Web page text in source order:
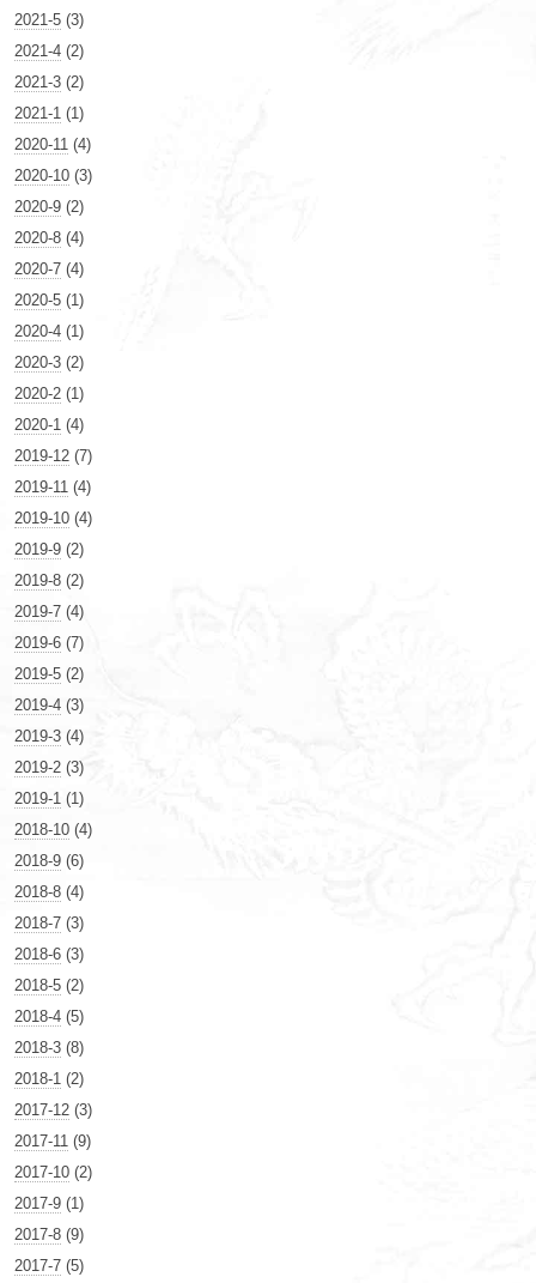
2021-5 (3)
2021-4 (2)
2021-3 (2)
2021-1 (1)
2020-11 (4)
2020-10 (3)
2020-9 (2)
2020-8 (4)
2020-7 (4)
2020-5 (1)
2020-4 (1)
2020-3 (2)
2020-2 (1)
2020-1 (4)
2019-12 (7)
2019-11 (4)
2019-10 (4)
2019-9 (2)
2019-8 (2)
2019-7 (4)
2019-6 (7)
2019-5 (2)
2019-4 (3)
2019-3 (4)
2019-2 (3)
2019-1 (1)
2018-10 (4)
2018-9 (6)
2018-8 (4)
2018-7 (3)
2018-6 (3)
2018-5 (2)
2018-4 (5)
2018-3 (8)
2018-1 (2)
2017-12 (3)
2017-11 (9)
2017-10 (2)
2017-9 (1)
2017-8 (9)
2017-7 (5)